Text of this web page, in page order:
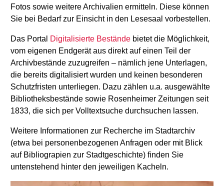
Fotos sowie weitere Archivalien ermitteln. Diese können
Sie bei Bedarf zur Einsicht in den Lesesaal vorbestellen.
Das Portal Digitalisierte Beständebietet die Möglichkeit,
vom eigenen Endgerät aus direkt auf einen Teil der
Archivbestände zuzugreifen – nämlich jene Unterlagen,
die bereits digitalisiert wurden und keinen besonderen
Schutzfristen unterliegen. Dazu zählen u.a. ausgewählte
Bibliotheksbestände sowie Rosenheimer Zeitungen seit
1833, die sich per Volltextsuche durchsuchen lassen.
Weitere Informationen zur Recherche im Stadtarchiv
(etwa bei personenbezogenen Anfragen oder mit Blick
auf Bibliograpien zur Stadtgeschichte) finden Sie
untenstehend hinter den jeweiligen Kacheln.